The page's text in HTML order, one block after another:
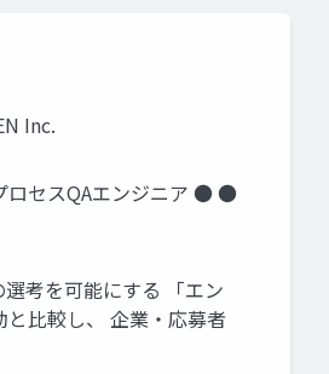
Inc.
ロセスQAエンジニア ● ●
考を可能にする 「エン
比較し、 企業・応募者